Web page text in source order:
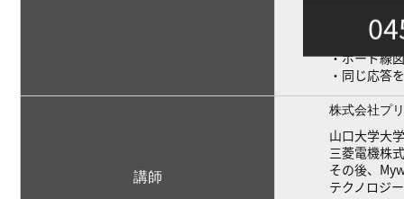
■仮想慣性
・周波数変
・ボード線
・同じ応答
講師
株式会社プ
山口大学大
三菱電機株
その後、
テクノロジ